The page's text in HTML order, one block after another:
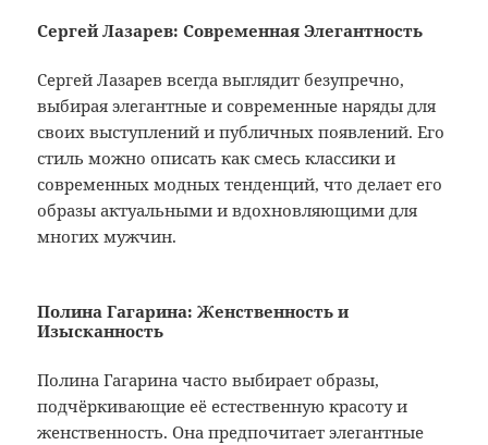
Сергей Лазарев: Современная Элегантность
Сергей Лазарев всегда выглядит безупречно,
выбирая элегантные и современные наряды для
своих выступлений и публичных появлений. Его
стиль можно описать как смесь классики и
современных модных тенденций, что делает его
образы актуальными и вдохновляющими для
многих мужчин.
Полина Гагарина: Женственность и
Изысканность
Полина Гагарина часто выбирает образы,
подчёркивающие её естественную красоту и
женственность. Она предпочитает элегантные